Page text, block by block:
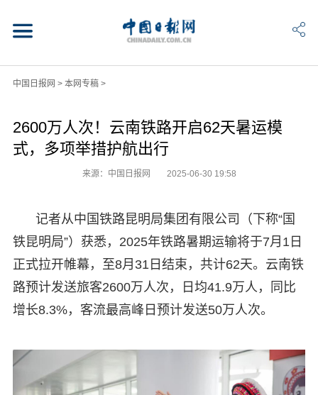
中国日报网 > 本网专稿>
2600万人次！云南铁路开启62天暑运模
式，多项举措护航出行
来源：中国日报网 2025-06-30 19:58
记者从中国铁路昆明局集团有限公司（下称“国
铁昆明局”）获悉，2025年铁路暑期运输将于7月1日
正式拉开帷幕，至8月31日结束，共计62天。云南铁
路预计发送旅客2600万人次，日均41.9万人，同比
增长8.3%，客流最高峰日预计发送50万人次。